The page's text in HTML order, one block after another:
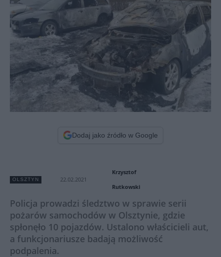
Dodaj jako źródło w Google
OLSZTYN 22.02.2021
Krzysztof
Rutkowski
Policja prowadzi śledztwo w sprawie serii
pożarów samochodów w Olsztynie, gdzie
spłonęło 10 pojazdów. Ustalono właścicieli aut,
a funkcjonariusze badają możliwość
podpalenia.